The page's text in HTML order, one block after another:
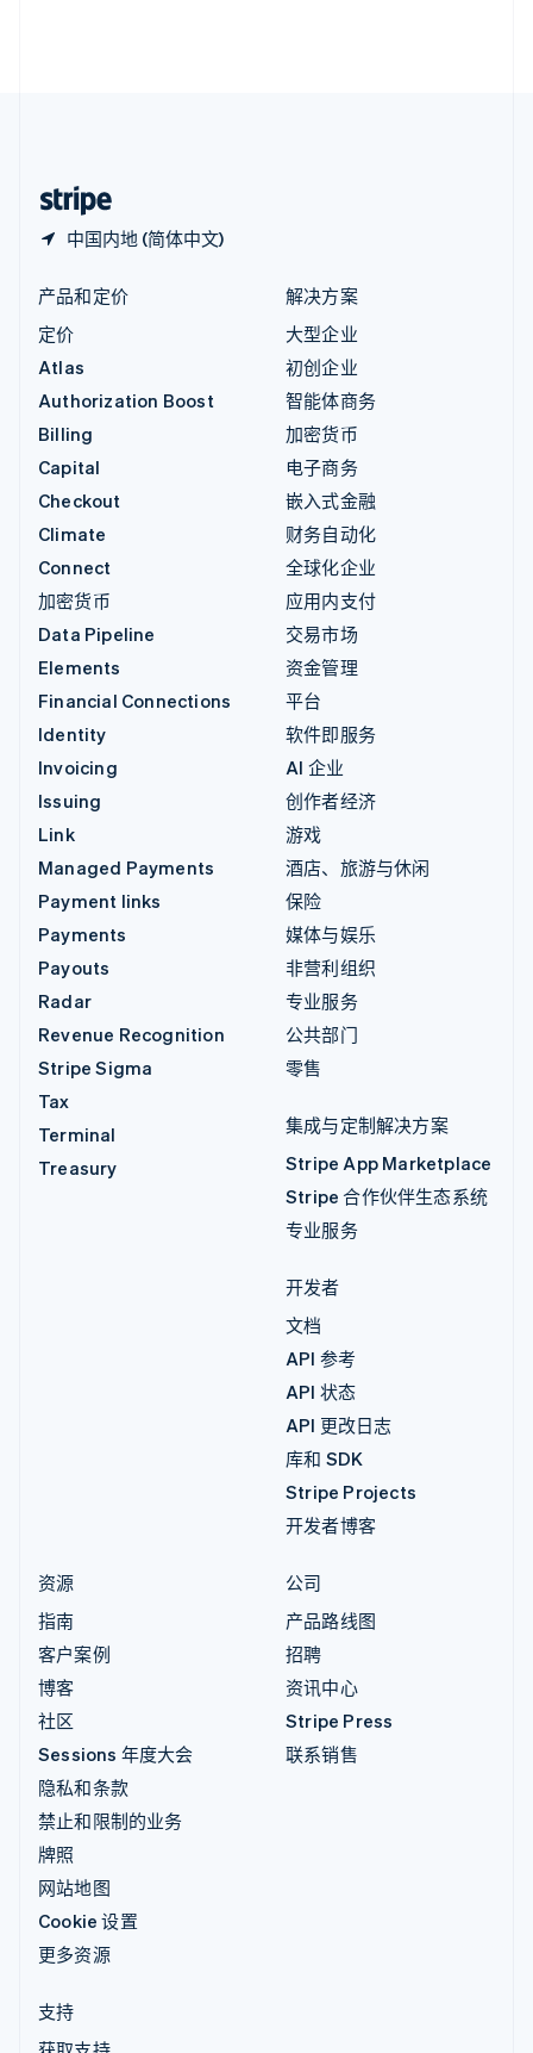
中国内地 (简体中文)
产品和定价
定价
Atlas
Authorization Boost
Billing
Capital
Checkout
Climate
Connect
加密货币
Data Pipeline
Elements
Financial Connections
Identity
Invoicing
Issuing
Link
Managed Payments
Payment links
Payments
Payouts
Radar
Revenue Recognition
Stripe Sigma
Tax
Terminal
Treasury
解决方案
大型企业
初创企业
智能体商务
加密货币
电子商务
嵌入式金融
财务自动化
全球化企业
应用内支付
交易市场
资金管理
平台
软件即服务
AI 企业
创作者经济
游戏
酒店、旅游与休闲
保险
媒体与娱乐
非营利组织
专业服务
公共部门
零售
集成与定制解决方案
Stripe App Marketplace
Stripe 合作伙伴生态系统
专业服务
开发者
文档
API 参考
API 状态
API 更改日志
库和 SDK
Stripe Projects
开发者博客
资源
指南
客户案例
博客
社区
Sessions 年度大会
隐私和条款
禁止和限制的业务
牌照
网站地图
Cookie 设置
更多资源
公司
产品路线图
招聘
资讯中心
Stripe Press
联系销售
支持